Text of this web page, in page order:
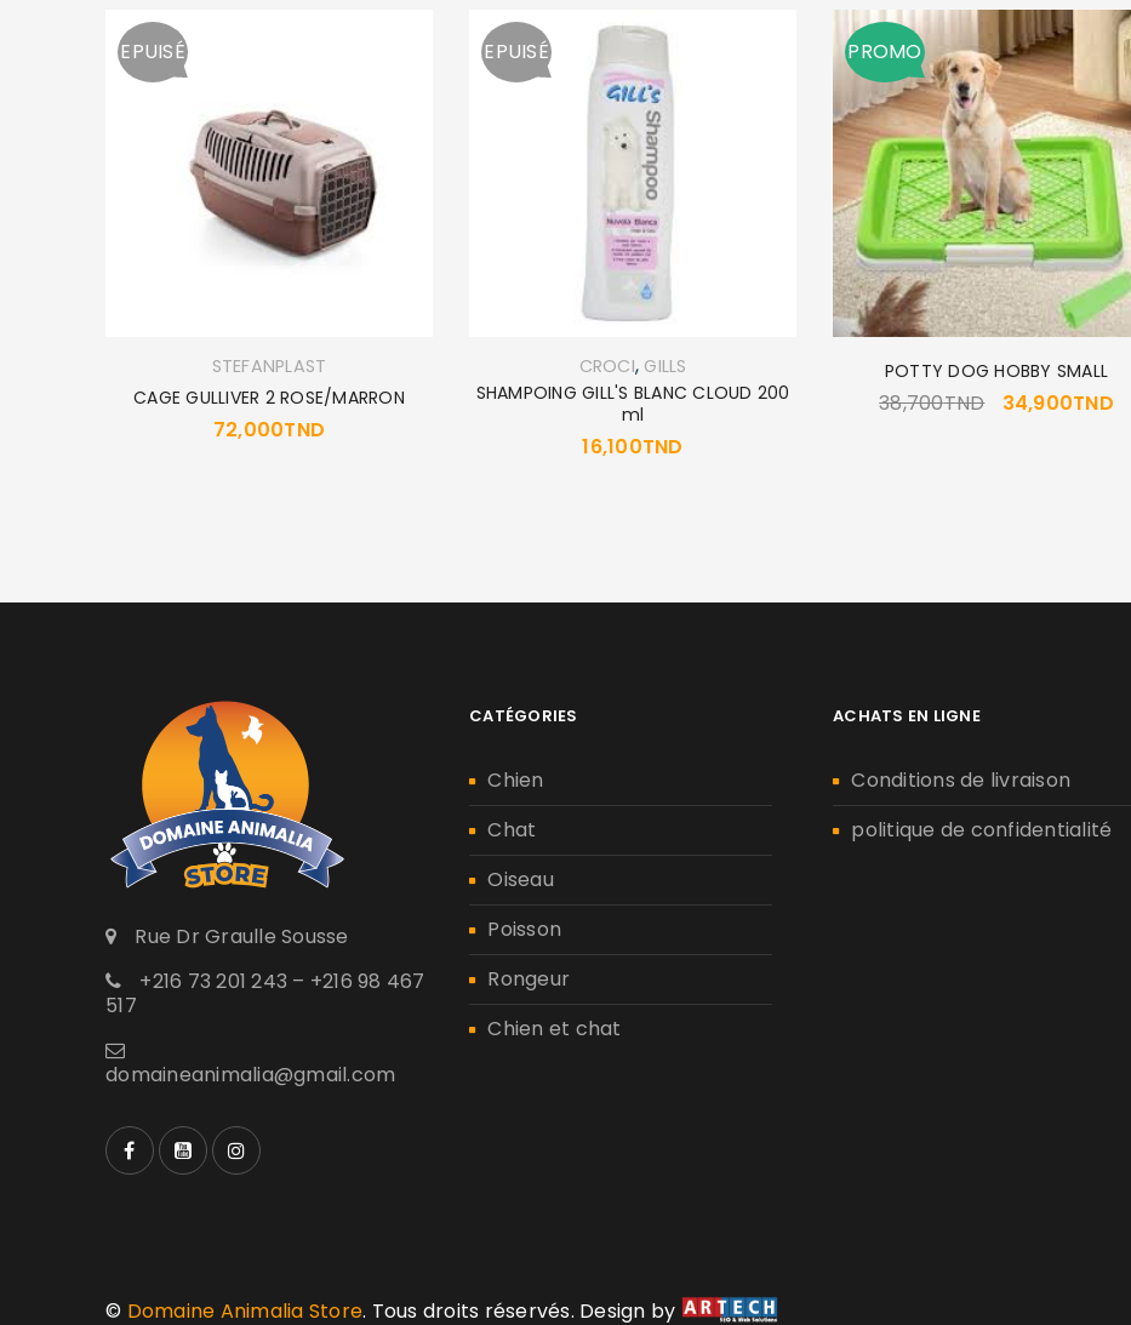
Se souvenir de moi
SE CONNECTER
MOT DE PASSE PERDU ?
EPUISÉ
STEFANPLAST
CAGE GULLIVER 2 ROSE/MARRON
72,000TND
EPUISÉ
CROCI, GILLS
SHAMPOING GILL'S BLANC CLOUD 200
ml
16,100TND
PROMO
POTTY DOG HOBBY SMALL
38,700TND 34,900TND
Rue Dr Graulle Sousse
+216 73 201 243 – +216 98 467
517
domaineanimalia@gmail.com
CATÉGORIES
Chien
Chat
Oiseau
Poisson
Rongeur
Chien et chat
ACHATS EN LIGNE
Conditions de livraison
politique de confidentialité
© Domaine Animalia Store. Tous droits réservés. Design by